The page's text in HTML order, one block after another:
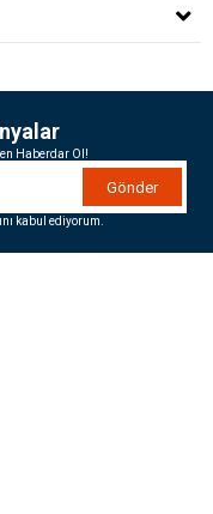
Haberdar Ol!
Gönder
kabul ediyorum.